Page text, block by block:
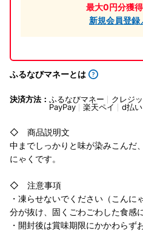
最大0円分獲得
新規会員登録
ふるなびマネーとは
決済方法： ふるなびマネー クレジ
PayPay
楽天ペイ d払い
◇ 商品説明文
中までしっかりと味が染みこんだ
にゃくです。
◇ 注意事項
・凍らせないでください（こんに
分が抜け、固くごわごわした食感
・開封後は賞味期限にかかわらず